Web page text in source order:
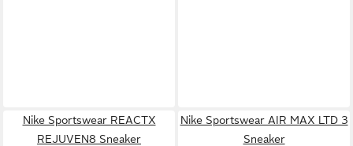
Nike Sportswear REACTX
REJUVEN8 Sneaker
Nike Sportswear AIR MAX LTD 3
Sneaker